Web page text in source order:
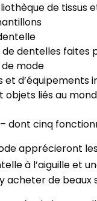
de tissus
de dentelles faites
de mode
et d’équipements
objets liés au
dont cinq
apprécieront
à l’aiguille et
acheter de beaux